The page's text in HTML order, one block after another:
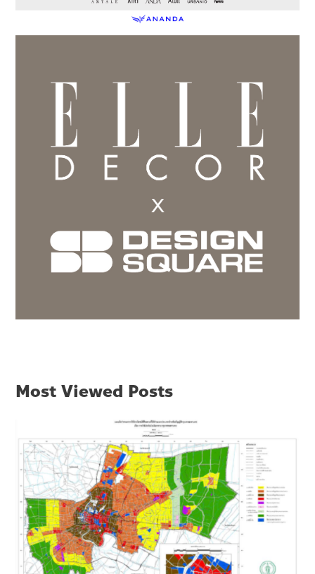
Most Viewed Posts